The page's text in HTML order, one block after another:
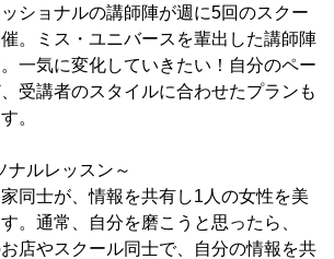
ショナルの講師陣が週に5回のスクー
。ミス・ユニバースを輩出した講師陣
一気に変化していきたい！自分のペー
受講者のスタイルに合わせたプランも
。
ルレッスン～
同士が、情報を共有し1人の女性を美
。通常、自分を磨こうと思ったら、
店やスクール同士で、自分の情報を共